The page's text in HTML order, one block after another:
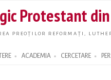
main
Protestant
PREOȚILOR REFORMAȚI,
ACADEMIA CERCETARE